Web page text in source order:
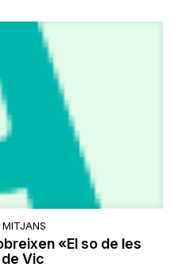
«El so de les
Vic